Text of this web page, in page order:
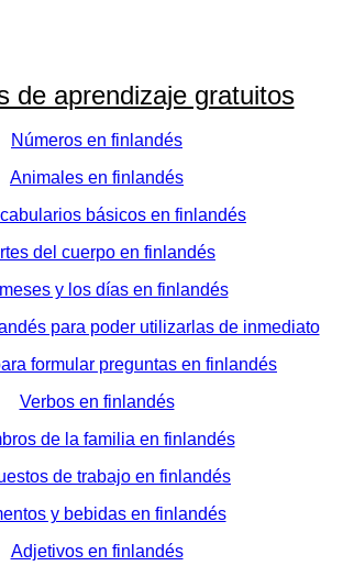
de aprendizaje gratuitos
Números en finlandés
Animales en finlandés
básicos en finlandés
del cuerpo en finlandés
y los días en finlandés
para poder utilizarlas de inmediato
formular preguntas en finlandés
Verbos en finlandés
de la familia en finlandés
de trabajo en finlandés
y bebidas en finlandés
Adjetivos en finlandés